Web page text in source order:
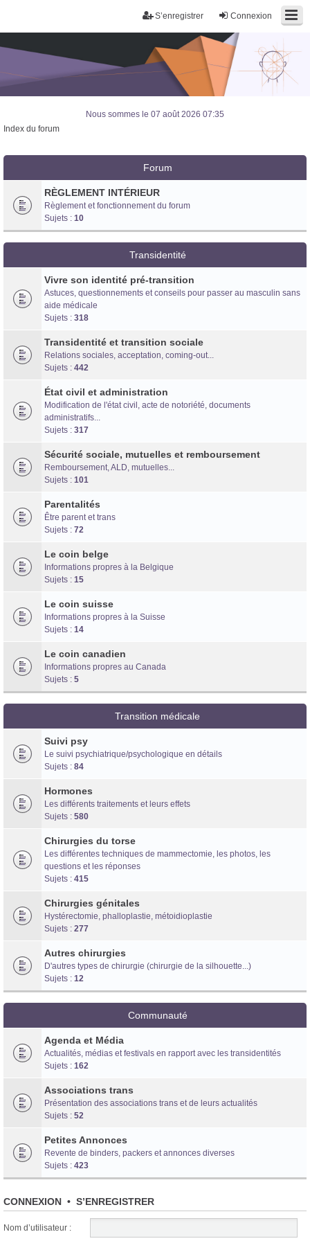
Connexion
S’enregistrer
Trans District
Forum d'information sur les transidentités masculines FtM/FtX/Ft*
Nous sommes le 07 août 2026 07:35
Index du forum
Forum
RÈGLEMENT INTÉRIEUR
Règlement et fonctionnement du forum
Sujets : 10
Transidentité
Vivre son identité pré-transition
Astuces, questionnements et conseils pour passer au masculin sans
aide médicale
Sujets : 318
Transidentité et transition sociale
Relations sociales, acceptation, coming-out...
Sujets : 442
État civil et administration
Modification de l'état civil, acte de notoriété, documents
administratifs...
Sujets : 317
Sécurité sociale, mutuelles et remboursement
Remboursement, ALD, mutuelles...
Sujets : 101
Parentalités
Être parent et trans
Sujets : 72
Le coin belge
Informations propres à la Belgique
Sujets : 15
Le coin suisse
Informations propres à la Suisse
Sujets : 14
Le coin canadien
Informations propres au Canada
Sujets : 5
Transition médicale
Suivi psy
Le suivi psychiatrique/psychologique en détails
Sujets : 84
Hormones
Les différents traitements et leurs effets
Sujets : 580
Chirurgies du torse
Les différentes techniques de mammectomie, les photos, les
questions et les réponses
Sujets : 415
Chirurgies génitales
Hystérectomie, phalloplastie, métoidioplastie
Sujets : 277
Autres chirurgies
D'autres types de chirurgie (chirurgie de la silhouette...)
Sujets : 12
Communauté
Agenda et Média
Actualités, médias et festivals en rapport avec les transidentités
Sujets : 162
Associations trans
Présentation des associations trans et de leurs actualités
Sujets : 52
Petites Annonces
Revente de binders, packers et annonces diverses
Sujets : 423
CONNEXION • S’ENREGISTRER
Nom d’utilisateur :